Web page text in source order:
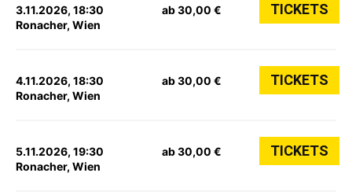
3.11.2026, 18:30
Ronacher, Wien
ab 30,00 € TICKETS
4.11.2026, 18:30
Ronacher, Wien
ab 30,00 € TICKETS
5.11.2026, 19:30
Ronacher, Wien
ab 30,00 € TICKETS